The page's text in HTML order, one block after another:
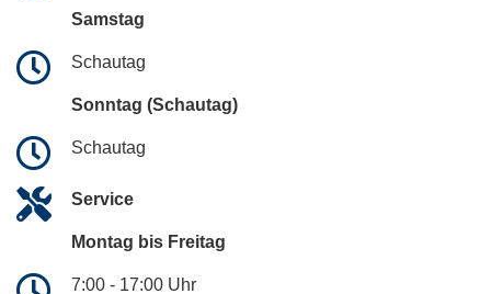
Samstag
Schautag
Sonntag (Schautag)
Schautag
Service
Montag bis Freitag
7:00 - 17:00 Uhr